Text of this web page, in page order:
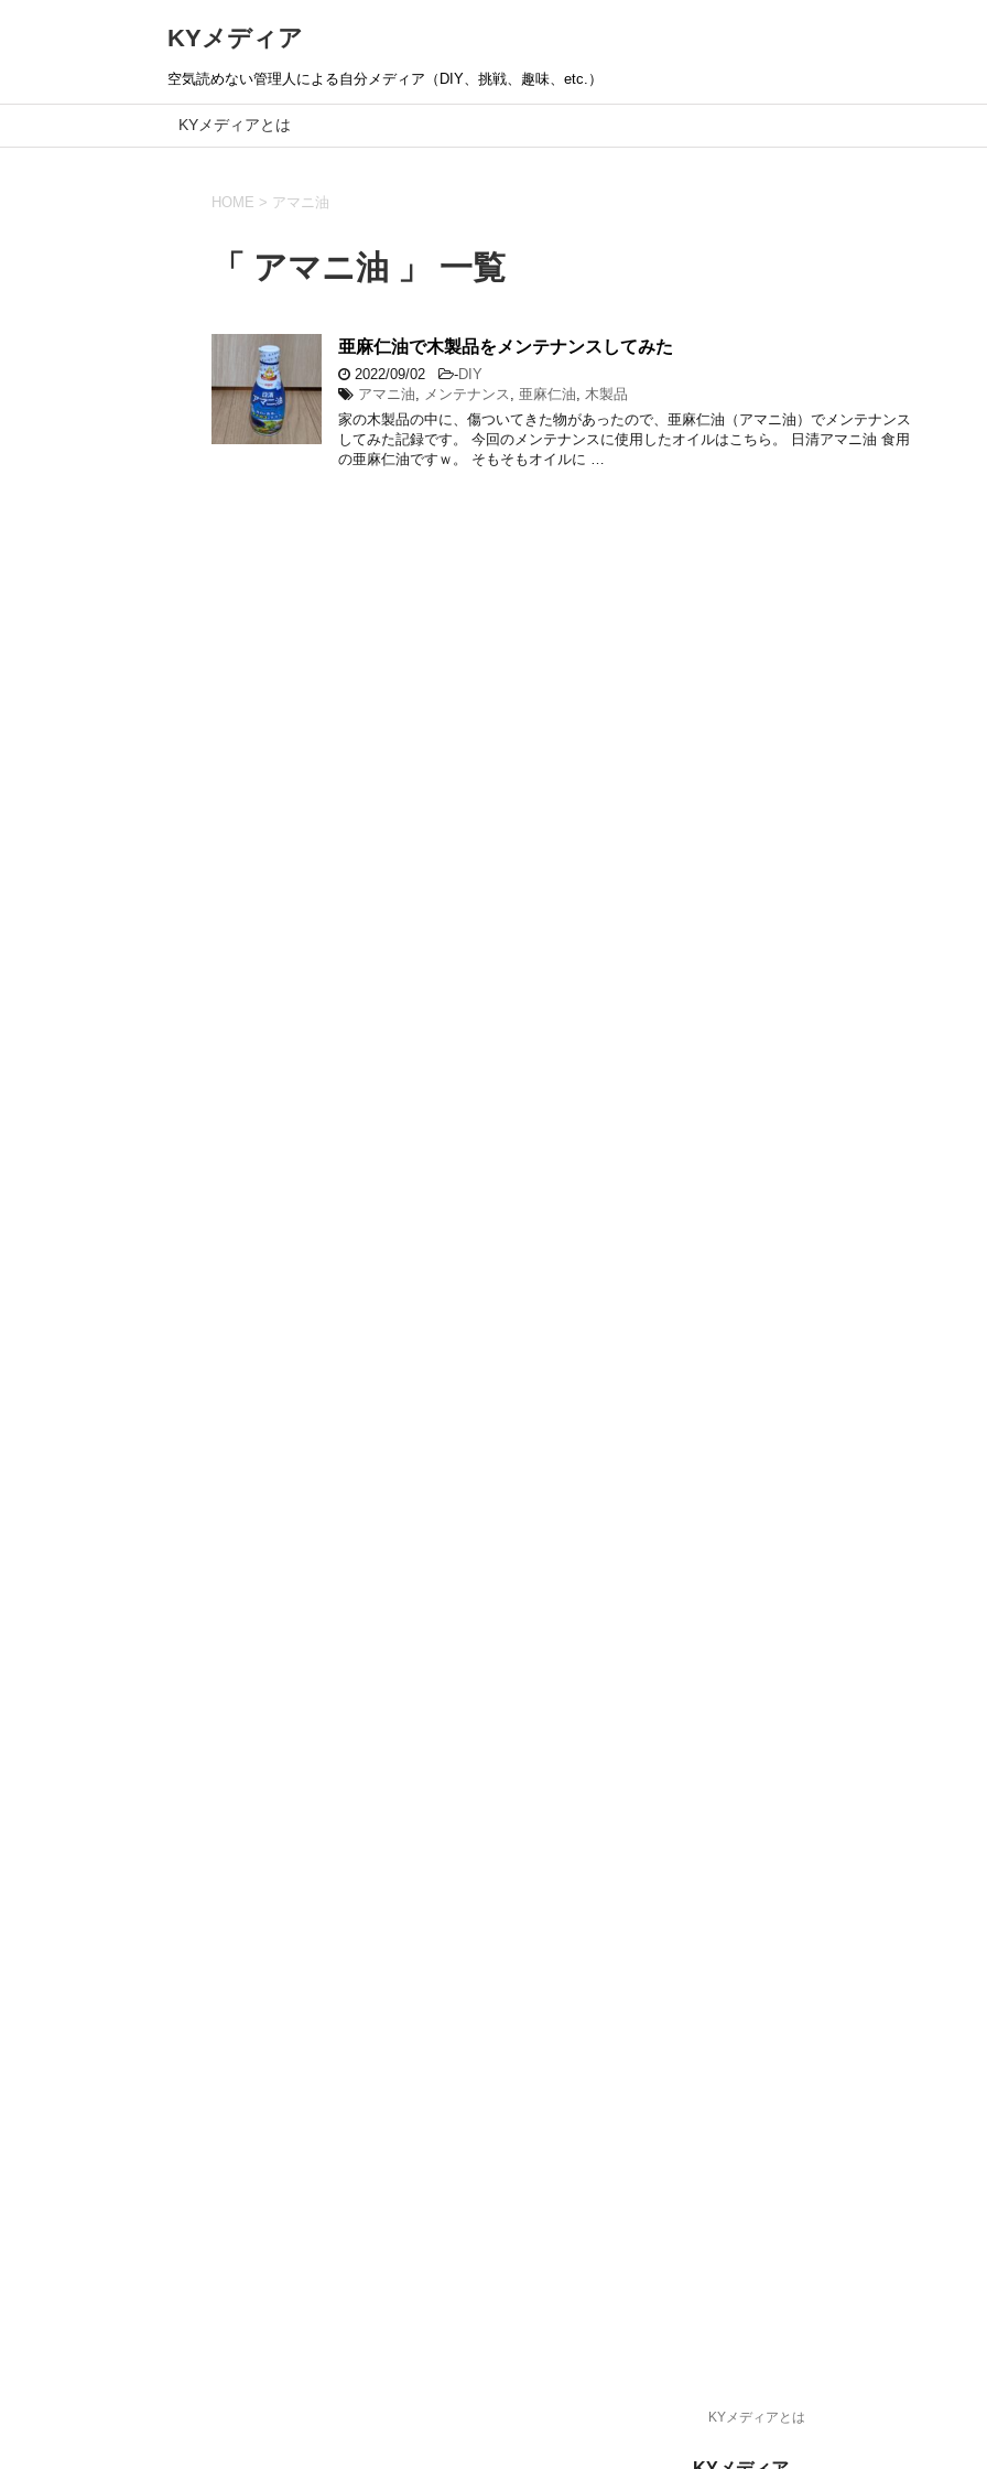
KYメディア
空気読めない管理人による自分メディア（DIY、挑戦、趣味、etc.）
KYメディアとは
HOME > アマニ油
「 アマニ油 」 一覧
亜麻仁油で木製品をメンテナンスしてみた
2022/09/02 -DIY
アマニ油, メンテナンス , 亜麻仁油, 木製品
家の木製品の中に、傷ついてきた物があったので、亜麻仁油（アマニ油）でメンテナンス
してみた記録です。 今回のメンテナンスに使用したオイルはこちら。 日清アマニ油 食用
の亜麻仁油ですｗ。 そもそもオイルに …
KYメディアとは